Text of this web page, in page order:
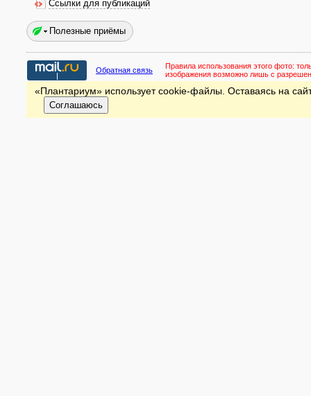
Ссылки для публикаций
Полезные приёмы
Обратная связь Правила использования этого фото:
изображения возможно лишь с
«Плантариум» использует cookie-файлы. Оставаясь на
Соглашаюсь